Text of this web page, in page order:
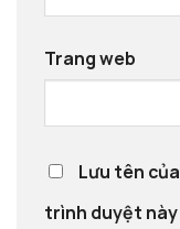
Trang web
Lưu tên
trình duyệt này